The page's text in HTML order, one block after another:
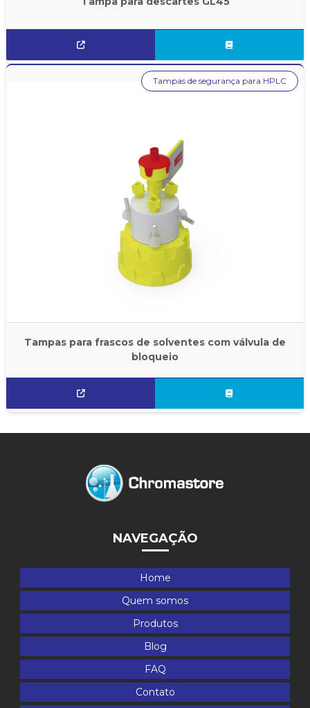
Tampas para frascos de solventes com válvula de
bloqueio
Tampas de segurança para HPLC
NAVEGAÇÃO
Home
Quem somos
Produtos
Blog
FAQ
Contato